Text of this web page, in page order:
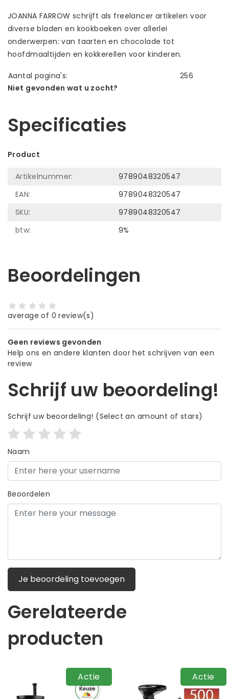
JOANNA FARROW schrijft als freelancer artikelen voor
diverse bladen en kookboeken over allerlei
onderwerpen: van taarten en chocolade tot
hoofdmaaltijden en kokkerellen voor kinderen.
Aantal pagina's:
256
Niet gevonden wat u zocht?
Specificaties
Product
Artikelnummer:
9789048320547
EAN:
9789048320547
SKU:
9789048320547
btw:
9%
Beoordelingen
average of 0 review(s)
Geen reviews gevonden
Help ons en andere klanten door het schrijven van een
review
Schrijf uw beoordeling!
Schrijf uw beoordeling! (Select an amount of stars)
Naam
Beoordelen
Je beoordeling toevoegen
Gerelateerde
producten
Actie Actie